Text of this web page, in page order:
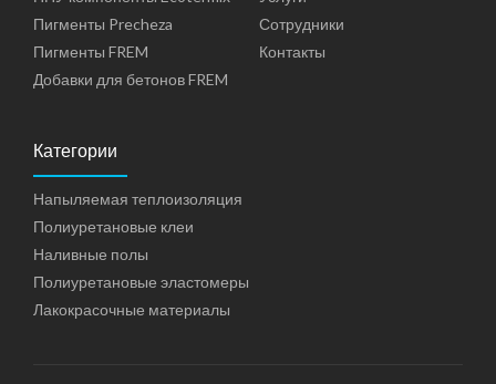
Пигменты Precheza
Пигменты FREM
Добавки для бетонов FREM
Сотрудники
Контакты
Категории
Напыляемая теплоизоляция
Полиуретановые клеи
Наливные полы
Полиуретановые эластомеры
Лакокрасочные материалы